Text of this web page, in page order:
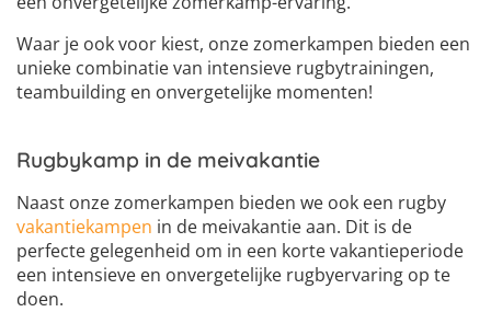
Waar je ook voor kiest, onze zomerkampen bieden een
unieke combinatie van intensieve rugbytrainingen,
teambuilding en onvergetelijke momenten!
Rugbykamp in de meivakantie
Naast onze zomerkampen bieden we ook een rugby
vakantiekampen in de meivakantie aan. Dit is de
perfecte gelegenheid om in een korte vakantieperiode
een intensieve en onvergetelijke rugbyervaring op te
doen.